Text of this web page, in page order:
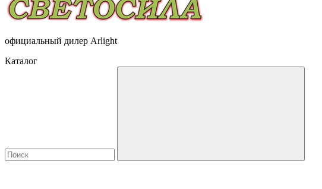
официальный дилер Arlight
Каталог